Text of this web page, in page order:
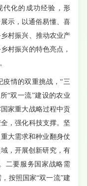
代化的成功经验，形
示，以通俗易懂、喜
村振兴、推动农业产
村振兴的特色亮点，
疫情的双重挑战，“三
“双一流”建设的农业
家重大战略过程中贡
，强化科技支撑。坚
大需求和种业翻身仗
，开展创新研究，有
二要服务国家战略需
按照国家“双一流”建